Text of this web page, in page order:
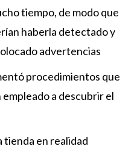
tiempo, de modo que
haberla detectado y
advertencias
procedimientos que
a descubrir el
tienda en realidad